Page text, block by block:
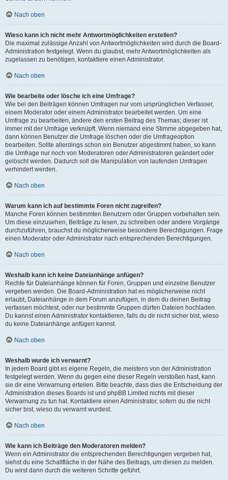
Nach oben
Wieso kann ich nicht mehr Antwortmöglichkeiten erstellen?
Die maximal zulässige Anzahl von Antwortmöglichkeiten wird durch die Board-
Administration festgelegt. Wenn du glaubst, mehr Antwortmöglichkeiten als
zugelassen zu benötigen, kontaktiere einen Administrator.
Nach oben
Wie bearbeite oder lösche ich eine Umfrage?
Wie bei den Beiträgen können Umfragen nur vom ursprünglichen Verfasser,
einem Moderator oder einem Administrator bearbeitet werden. Um eine
Umfrage zu bearbeiten, ändere den ersten Beitrag des Themas; dieser ist
immer mit der Umfrage verknüpft. Wenn niemand eine Stimme abgegeben hat,
dann können Benutzer die Umfrage löschen oder die Umfrageoption
bearbeiten. Sollte allerdings schon ein Benutzer abgestimmt haben, so kann
die Umfrage nur noch von Moderatoren oder Administratoren geändert oder
gelöscht werden. Dadurch soll die Manipulation von laufenden Umfragen
verhindert werden.
Nach oben
Warum kann ich auf bestimmte Foren nicht zugreifen?
Manche Foren können bestimmten Benutzern oder Gruppen vorbehalten sein.
Um diese einzusehen, Beiträge zu lesen, zu schreiben oder andere Vorgänge
durchzuführen, brauchst du möglicherweise besondere Berechtigungen. Frage
einen Moderator oder Administrator nach entsprechenden Berechtigungen.
Nach oben
Weshalb kann ich keine Dateianhänge anfügen?
Rechte für Dateianhänge können für Foren, Gruppen und einzelne Benutzer
vergeben werden. Die Board-Administration hat es möglicherweise nicht
erlaubt, Dateianhänge in dem Forum anzufügen, in dem du deinen Beitrag
verfassen möchtest, oder nur bestimmte Gruppen dürfen Dateien hochladen.
Du kannst einen Administrator kontaktieren, falls du dir nicht sicher bist, wieso
du keine Dateianhänge anfügen kannst.
Nach oben
Weshalb wurde ich verwarnt?
In jedem Board gibt es eigene Regeln, die meistens von der Administration
festgelegt werden. Wenn du gegen eine dieser Regeln verstoßen hast, kann
sie dir eine Verwarnung erteilen. Bitte beachte, dass dies die Entscheidung der
Administration dieses Boards ist und phpBB Limited nichts mit dieser
Verwarnung zu tun hat. Kontaktiere einen Administrator, sofern du die nicht
sicher bist, wieso du verwarnt wurdest.
Nach oben
Wie kann ich Beiträge den Moderatoren melden?
Wenn ein Administrator die entsprechenden Berechtigungen vergeben hat,
siehst du eine Schaltfläche in der Nähe des Beitrags, um diesen zu melden.
Du wirst dann durch die weiteren Schritte geführt.